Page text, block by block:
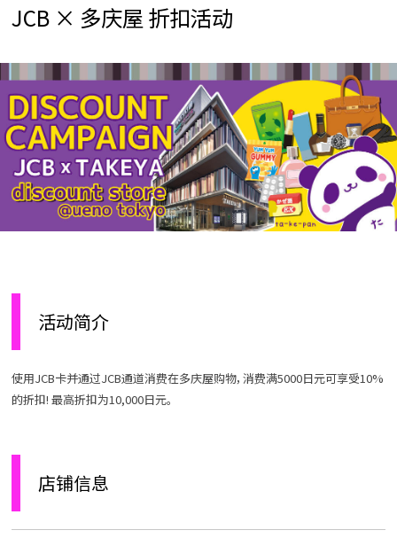
JCB × 多庆屋 折扣活动
活动简介
使用JCB卡并通过JCB通道消费在多庆屋购物，消费满5000日元可享受10%
的折扣! 最高折扣为10,000日元。
店铺信息